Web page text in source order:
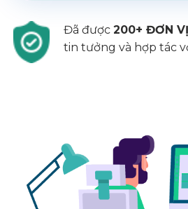
Đã được 200+ ĐƠN VỊ
tin tưởng và hợp tác